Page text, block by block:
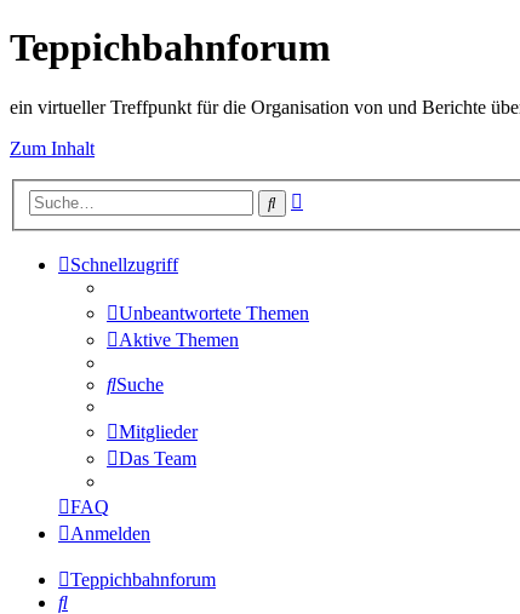
Teppichbahnforum
ein virtueller Treffpunkt für die Organisation von und Berichte
Zum Inhalt
Suche
Schnellzugriff
Unbeantwortete Themen
Aktive Themen
Suche
Mitglieder
Das Team
FAQ
Anmelden
Teppichbahnforum
Suche